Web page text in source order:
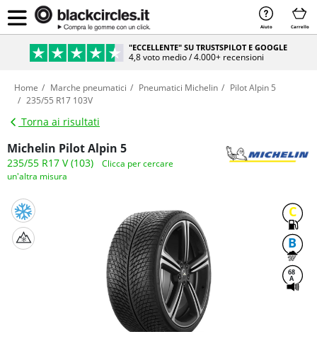
Aiuto Carrello
"ECCELLENTE" SU TRUSTSPILOT E GOOGLE
4,8 voto medio / 4.000+ recensioni
Home Marche pneumatici Pneumatici Michelin
Pilot Alpin 5
235/55 R17 103V
Torna ai risultati
Michelin Pilot Alpin 5
235/55 R17 V (103)
Clicca per cercare
un'altra misura
C
B
68
A